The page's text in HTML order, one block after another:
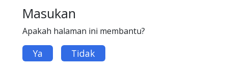
Masukan
Apakah halaman ini membantu?
Ya Tidak